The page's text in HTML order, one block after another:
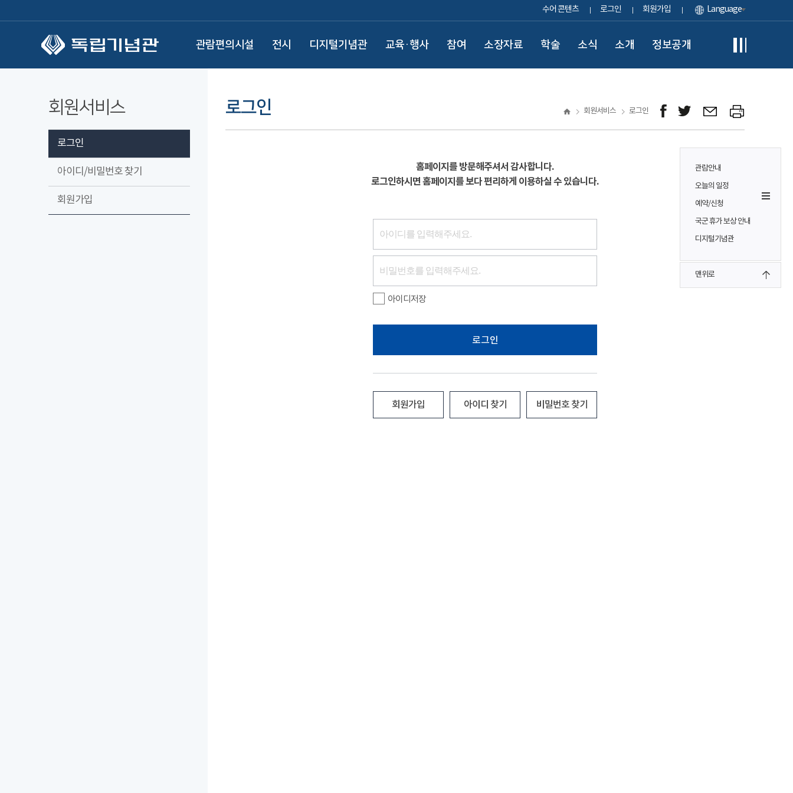
수어 콘텐츠 로그인 회원가입 Language
관람편의시설 전시 디지털기념관 교육·행사 참여 소장자료 학술 소식 소개 정보공개
관람안내
오늘의 일정
예약/신청
국군 휴가 보상 안내
디지털기념관
맨위로
회원서비스
로그인
아이디/비밀번호 찾기
회원가입
로그인 회원서비스 로그인
홈페이지를 방문해주셔서 감사합니다.
로그인하시면 홈페이지를 보다 편리하게 이용하실 수 있습니다.
아이디저장
로그인
회원가입 아이디 찾기 비밀번호 찾기